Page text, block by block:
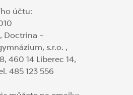
účtu:
Doctrina –
s.r.o. ,
460 14 Liberec 14,
485 123 556